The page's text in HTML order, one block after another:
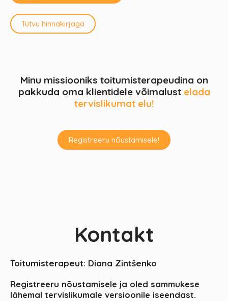
Tutvu hinnakirjaga
Minu missiooniks toitumisterapeudina on
pakkuda oma klientidele võimalustelada
tervislikumat elu!
Registreeru nõustamisele!
Kontakt
Toitumisterapeut: Diana Zintšenko
Registreeru nõustamisele ja oled sammukese
lähemal tervislikumale versioonile iseendast.